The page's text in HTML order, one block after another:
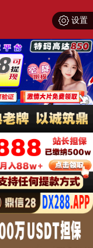
设置